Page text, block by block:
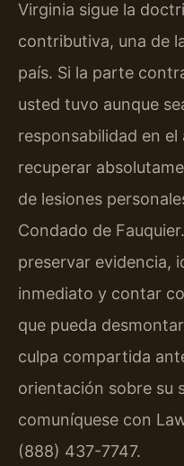
Virginia sigue la
contributiva, una de
país. Si la parte
usted tuvo aunque
responsabilidad en
recuperar
de lesiones
Condado de
preservar evidencia,
inmediato y contar
que pueda
culpa compartida
orientación sobre su
comuníquese con
(888) 437-7747.